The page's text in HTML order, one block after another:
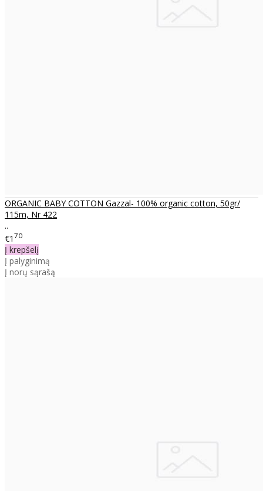
ORGANIC BABY COTTON Gazzal- 100% organic cotton, 50gr/
115m, Nr 422
..
€1 70
Į krepšelį
Į palyginimą
Į norų sąrašą